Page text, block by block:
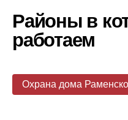
Районы в
работаем
Охрана дома